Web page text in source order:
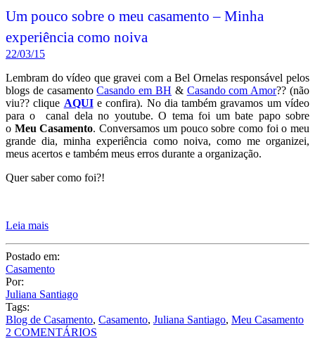
Um pouco sobre o meu casamento – Minha
experiência como noiva
22/03/15
Lembram do vídeo que gravei com a Bel Ornelas responsável pelos
blogs de casamentoCasando em BH & Casando com Amor?? (não
viu?? clique AQUIe confira). No dia também gravamos um vídeo
para o canal dela no youtube. O tema foi um bate papo sobre
o Meu Casamento. Conversamos um pouco sobre como foi o meu
grande dia, minha experiência como noiva, como me organizei,
meus acertos e também meus erros durante a organização.
Quer saber como foi?!
Leia mais
Postado em:
Casamento
Por:
Juliana Santiago
Tags:
Blog de Casamento, Casamento, Juliana Santiago, Meu Casamento
2 COMENTÁRIOS